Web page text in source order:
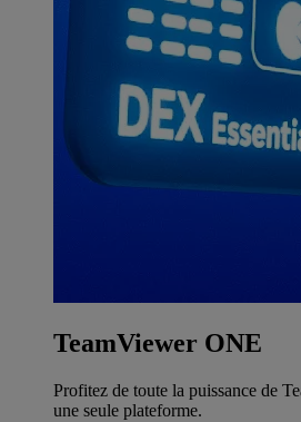
TeamViewer ONE
Profitez de toute la puissance de
une seule plateforme.